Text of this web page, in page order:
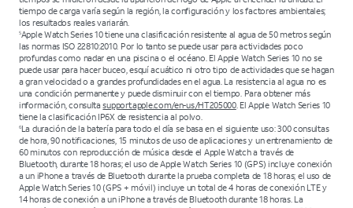
tiempo de carga varía según la región, la configuración y los factores ambientales;
los resultados reales variarán.
5Apple Watch Series 10 tiene una clasificación resistente al agua de 50 metros según
las normas ISO 22810:2010. Por lo tanto se puede usar para actividades poco
profundas como nadar en una piscina o el océano. El Apple Watch Series 10 no se
puede usar para hacer buceo, esquí acuático ni otro tipo de actividades que se hagan
a gran velocidad o a grandes profundidades en el agua. La resistencia al agua no es
una condición permanente y puede disminuir con el tiempo. Para obtener más
información, consultasupport.apple.com/en-us/HT205000. El Apple Watch Series 10
tiene la clasificación IP6X de resistencia al polvo.
6La duración de la batería para todo el día se basa en el siguiente uso: 300 consultas
de hora, 90 notificaciones, 15 minutos de uso de aplicaciones y un entrenamiento de
60 minutos con reproducción de música desde el Apple Watch a través de
Bluetooth, durante 18 horas; el uso de Apple Watch Series 10 (GPS) incluye conexión
a un iPhone a través de Bluetooth durante la prueba completa de 18 horas; el uso de
Apple Watch Series 10 (GPS + móvil) incluye un total de 4 horas de conexión LTE y
14 horas de conexión a un iPhone a través de Bluetooth durante 18 horas. La